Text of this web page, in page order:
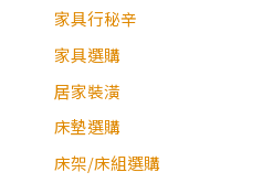
家具行秘辛
家具選購
居家裝潢
床墊選購
床架/床組選購